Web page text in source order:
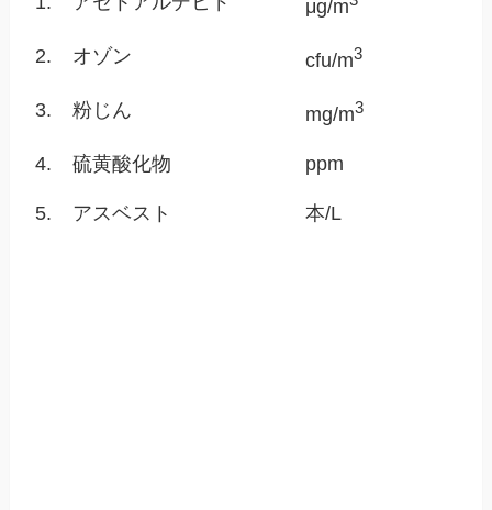
μg/m
2. オゾン cfu/m3
3. 粉じん mg/m3
4. 硫黄酸化物 ppm
5. アスベスト 本/L